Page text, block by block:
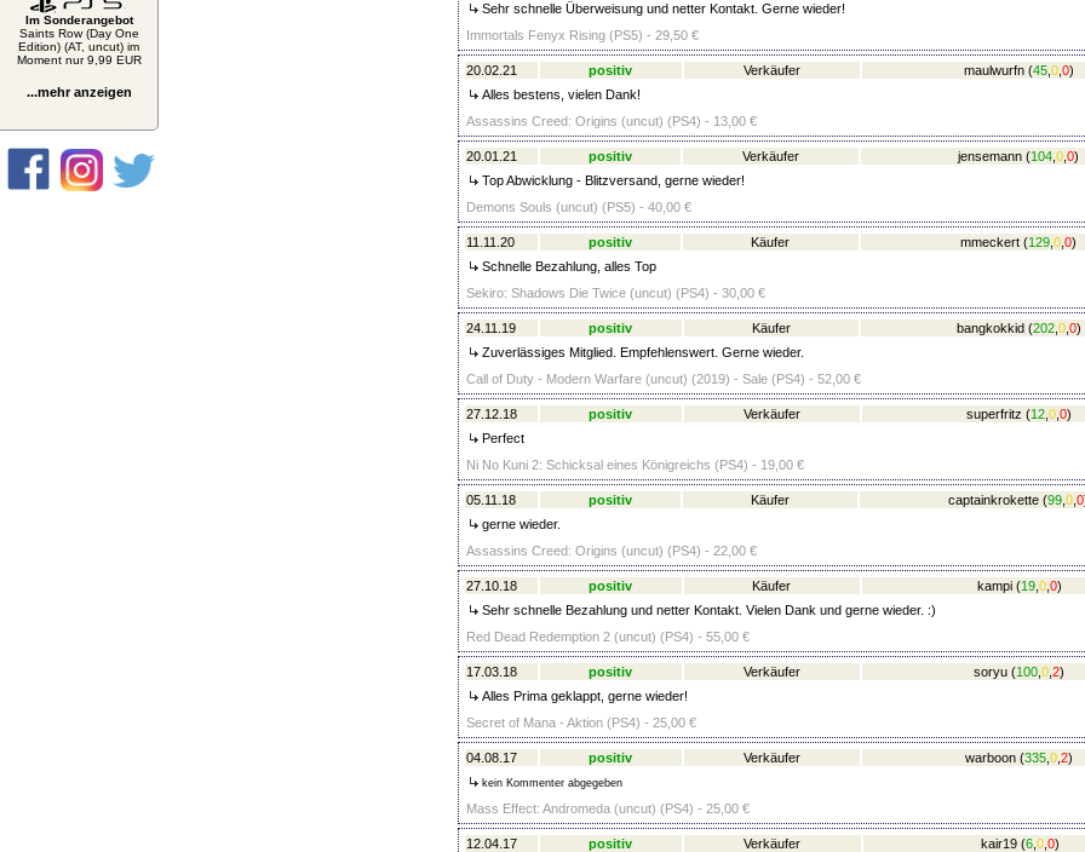
Im Sonderangebot
Saints Row (Day One
Edition) (AT, uncut) im
Moment nur 9,99 EUR
...mehr anzeigen
Sehr schnelle Überweisung und netter Kontakt. Gerne wieder!
Immortals Fenyx Rising (PS5) - 29,50 €
20.02.21 positiv Verkäufer maulwurfn (45 0 0)
Alles bestens, vielen Dank!
Assassins Creed: Origins (uncut) (PS4) - 13,00 €
20.01.21 positiv Verkäufer jensemann (104 0 0)
Top Abwicklung - Blitzversand, gerne wieder!
Demons Souls (uncut) (PS5) - 40,00 €
11.11.20 positiv Käufer mmeckert (129 0 0)
Schnelle Bezahlung, alles Top
Sekiro: Shadows Die Twice (uncut) (PS4) - 30,00 €
24.11.19 positiv Käufer bangkokkid (202, 0, 0)
Zuverlässiges Mitglied. Empfehlenswert. Gerne wieder.
Call of Duty - Modern Warfare (uncut) (2019) - Sale (PS4) - 52,00 €
27.12.18 positiv Verkäufer superfritz (12 0 0)
Perfect
Ni No Kuni 2: Schicksal eines Königreichs (PS4) - 19,00 €
05.11.18 positiv Käufer captainkrokette (99, 0, 0
gerne wieder.
Assassins Creed: Origins (uncut) (PS4) - 22,00 €
27.10.18 positiv Käufer kampi (19, 0, 0)
Sehr schnelle Bezahlung und netter Kontakt. Vielen Dank und gerne wieder. :)
Red Dead Redemption 2 (uncut) (PS4) - 55,00 €
17.03.18 positiv Verkäufer soryu (100 0 2)
Alles Prima geklappt, gerne wieder!
Secret of Mana - Aktion (PS4) - 25,00 €
04.08.17 positiv Verkäufer warboon (335 0 2)
kein Kommenter abgegeben
Mass Effect: Andromeda (uncut) (PS4) - 25,00 €
12.04.17 positiv Verkäufer kair19 (6, 0, 0)